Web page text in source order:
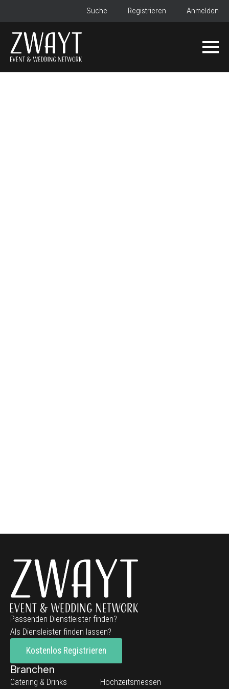
Suche Registrieren Anmelden
Passenden Dienstleister finden?
Als Diensleister finden lassen?
Kostenlos Registrieren
Branchen
Catering & Drinks Hochzeitsmessen